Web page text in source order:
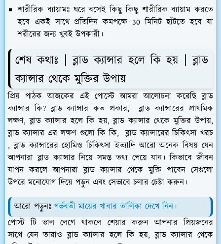
শারীরিক ব্যায়ামঃঘরে বসেই কিছু কিছু শারীরিক ব্যায়াম করতে
হবে একই সাথে প্রতিদিন কমপক্ষে 30 মিনিট হাঁটতে হবে যা
শরীরের জন্য খুবই উপকারী।
শেষ কথাঃ | ব্লাড ক্যান্সার হলে কি হয় | ব্লাড
ক্যান্সার থেকে মুক্তির উপায়
প্রিয় পাঠক আজকের এই পোস্টে আমরা আলোচনা করেছি ব্লাড
ক্যান্সার কি? ব্লাড ক্যান্সার কত প্রকার, ব্লাড ক্যান্সারের প্রাথমিক
লক্ষণ, ব্লাড ক্যান্সার হলে কি হয়, ব্লাড ক্যান্সার থেকে মুক্তির উপায়,
ব্লাড ক্যান্সার এর লক্ষণ গুলো কি কি, ব্লাড ক্যান্সারের চিকিৎসা খরচ
, ব্লাড ক্যান্সারের হোমিও চিকিৎসা ইত্যাদি আরো অনেক বিষয় যেন
আপনারা ব্লাড ক্যান্সার নিয়ে সমস্ত তথ্য পেয়ে যান। কিভাবে জীবন
যাপন করলে আপনারা ব্লাড ক্যান্সার থেকে মুক্তি পাবেন সেগুলো
উপরে মনোযোগ দিয়ে পড়ুন এবং সেভাবে চলার চেষ্টা করুন।
আরো পড়ুনঃ গর্ভবতী মায়ের খাবার তালিকা দেখে নিন।
পোস্ট টি ভাল লেগে থাকলে শেয়ার করুন আপনার প্রিয়জনের
সাথে যেন তারাও ব্লাড ক্যান্সার হলে কি হয়, ব্লাড ক্যান্সার থেকে